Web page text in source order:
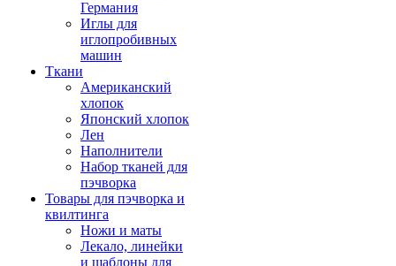
Германия
Иглы для
иглопробивных
машин
Ткани
Американский
хлопок
Японский хлопок
Лен
Наполнители
Набор тканей для
пэчворка
Товары для пэчворка и
квилтинга
Ножи и маты
Лекало, линейки
и шаблоны для